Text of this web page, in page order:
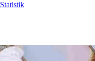
Statistik